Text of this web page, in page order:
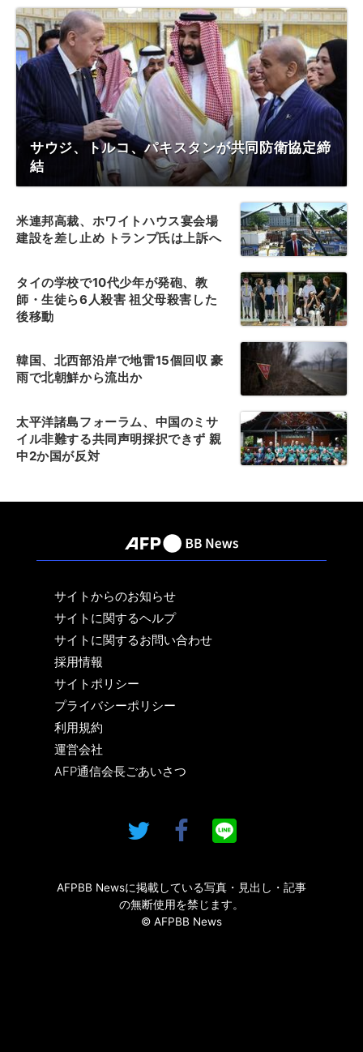
サウジ、トルコ、パキスタンが共同防衛協定締
結
米連邦高裁、ホワイトハウス宴会場
建設を差し止め トランプ氏は上訴へ
タイの学校で10代少年が発砲、教
師・生徒ら6人殺害 祖父母殺害した
後移動
韓国、北西部沿岸で地雷15個回収 豪
雨で北朝鮮から流出か
太平洋諸島フォーラム、中国のミサ
イル非難する共同声明採択できず 親
中2か国が反対
サイトからのお知らせ
サイトに関するヘルプ
サイトに関するお問い合わせ
採用情報
サイトポリシー
プライバシーポリシー
利用規約
運営会社
AFP通信会長ごあいさつ
AFPBB Newsに掲載している写真・見出し・記事
の無断使用を禁じます。
© AFPBB News